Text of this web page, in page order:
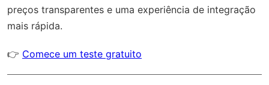
preços transparentes e uma experiência de integração
mais rápida.
👉 Comece um teste gratuito